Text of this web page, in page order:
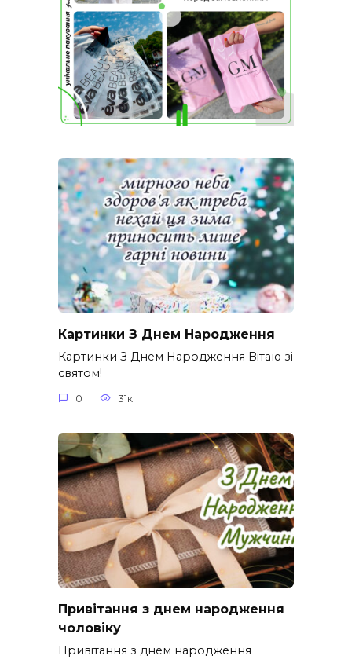
Картинки З Днем Народження
Картинки З Днем Народження Вітаю зі
святом!
0 31к.
Привітання з днем народження
чоловіку
Привітання з днем народження